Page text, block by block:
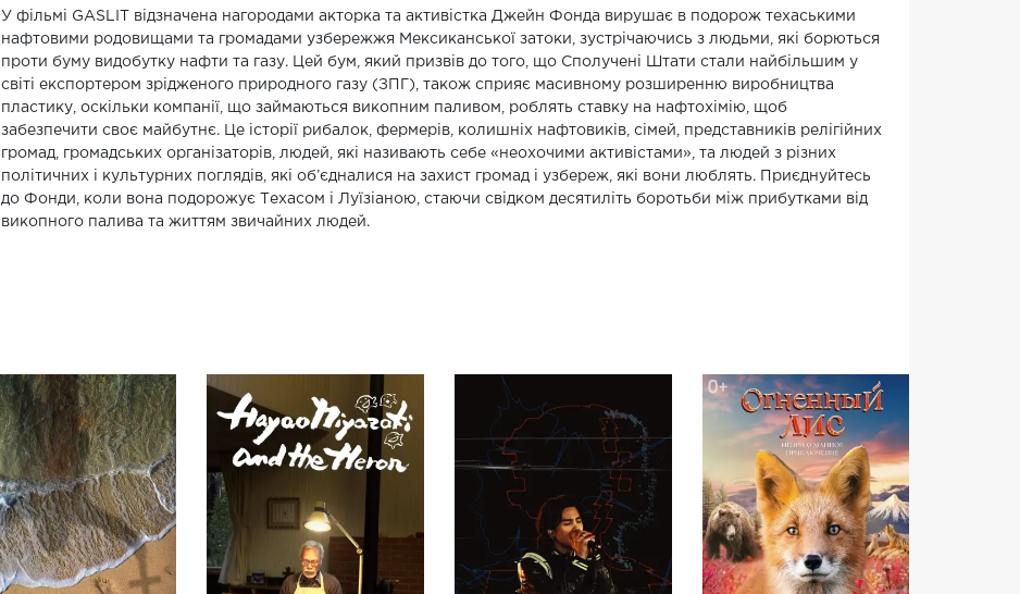
У фільмі GASLIT відзначена нагородами акторка та активістка Джейн Фонда вирушає в подорож техаськими
нафтовими родовищами та громадами узбережжя Мексиканської затоки, зустрічаючись з людьми, які борються
проти буму видобутку нафти та газу. Цей бум, який призвів до того, що Сполучені Штати стали найбільшим у
світі експортером зрідженого природного газу (ЗПГ), також сприяє масивному розширенню виробництва
пластику, оскільки компанії, що займаються викопним паливом, роблять ставку на нафтохімію, щоб
забезпечити своє майбутнє. Це історії рибалок, фермерів, колишніх нафтовиків, сімей, представників релігійних
громад, громадських організаторів, людей, які називають себе «неохочими активістами», та людей з різних
політичних і культурних поглядів, які об’єдналися на захист громад і узбереж, які вони люблять. Приєднуйтесь
до Фонди, коли вона подорожує Техасом і Луїзіаною, стаючи свідком десятиліть боротьби між прибутками від
викопного палива та життям звичайних людей.